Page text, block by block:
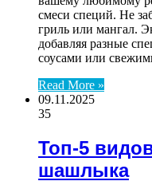
смеси специй. Не
гриль или мангал.
добавляя разные
соусами или
Read More »
09.11.2025
35
Топ-5
шашлыка